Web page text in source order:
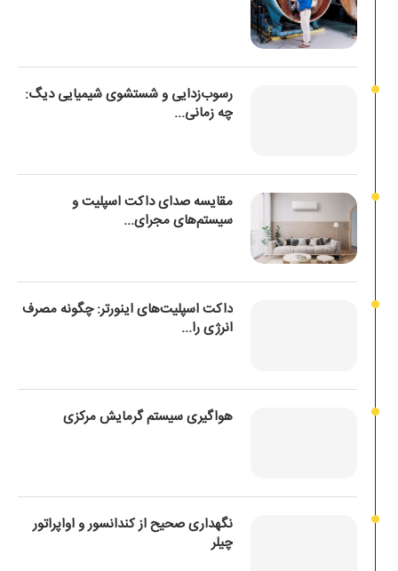
رسوب‌زدایی و شستشوی شیمیایی دیگ:
چه زمانی...
مقایسه صدای داکت اسپلیت و
سیستم‌های مجرای...
داکت اسپلیت‌های اینورتر: چگونه مصرف
انرژی را...
هواگیری سیستم گرمایش مرکزی
نگهداری صحیح از کندانسور و اواپراتور
چیلر